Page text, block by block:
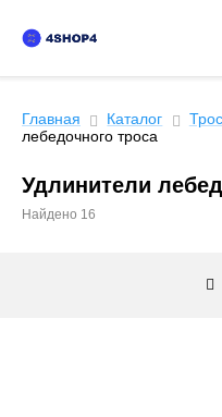
Главная Каталог
лебедочного троса
Удлинители
Найдено 16